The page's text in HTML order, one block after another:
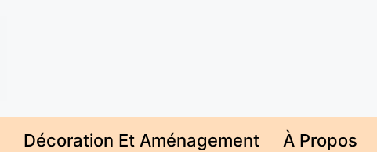
Décoration Et Aménagement À Propos